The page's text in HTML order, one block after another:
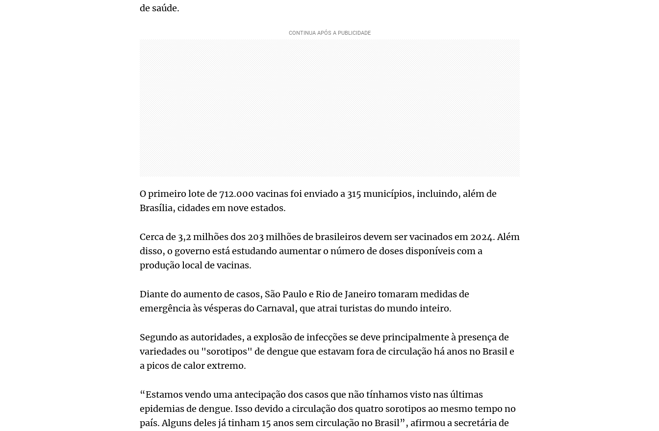
de saúde.
O primeiro lote de 712.000 vacinas foi enviado a 315 municípios, incluindo, além de
Brasília, cidades em nove estados.
Cerca de 3,2 milhões dos 203 milhões de brasileiros devem ser vacinados em 2024. Além
disso, o governo está estudando aumentar o número de doses disponíveis com a
produção local de vacinas.
Diante do aumento de casos, São Paulo e Rio de Janeiro tomaram medidas de
emergência às vésperas do Carnaval, que atrai turistas do mundo inteiro.
Segundo as autoridades, a explosão de infecções se deve principalmente à presença de
variedades ou "sorotipos" de dengue que estavam fora de circulação há anos no Brasil e
a picos de calor extremo.
“Estamos vendo uma antecipação dos casos que não tínhamos visto nas últimas
epidemias de dengue. Isso devido a circulação dos quatro sorotipos ao mesmo tempo no
país. Alguns deles já tinham 15 anos sem circulação no Brasil”, afirmou a secretária de